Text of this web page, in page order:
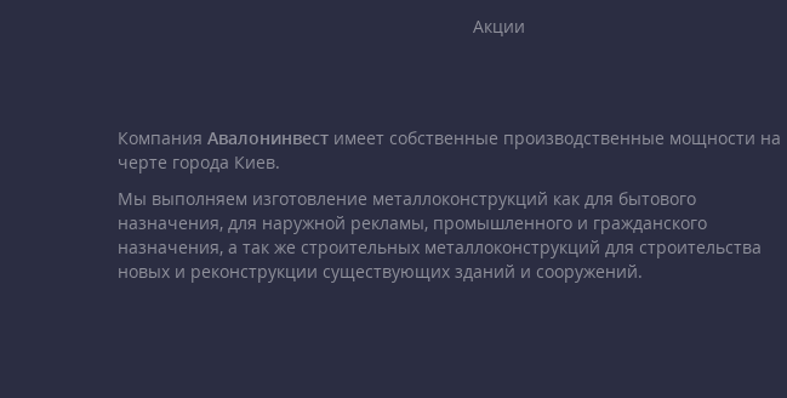
Акции
Компания Авалонинвест имеет собственные производственные мощности на
черте города Киев.
Мы выполняем изготовление металлоконструкций как для бытового
назначения, для наружной рекламы, промышленного и гражданского
назначения, а так же строительных металлоконструкций для строительства
новых и реконструкции существующих зданий и сооружений.